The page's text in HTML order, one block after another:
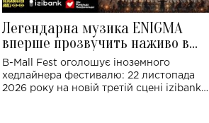
Легендарна музика ENIGMA
вперше прозвучить наживо в
Україні: де відбудеться концерт
B-Mall Fest оголошує іноземного
хедлайнера фестивалю: 22 листопада
2026 року на новій третій сцені izibank